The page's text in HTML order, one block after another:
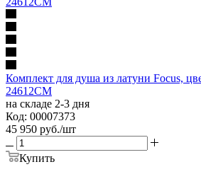
Комплект для душа из латуни Focus,
24612CM
на складе 2-3 дня
Код: 00007373
45 950 руб./шт
Купить